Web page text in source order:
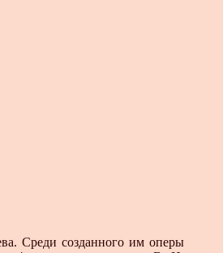
Среди соз­данного им оперы